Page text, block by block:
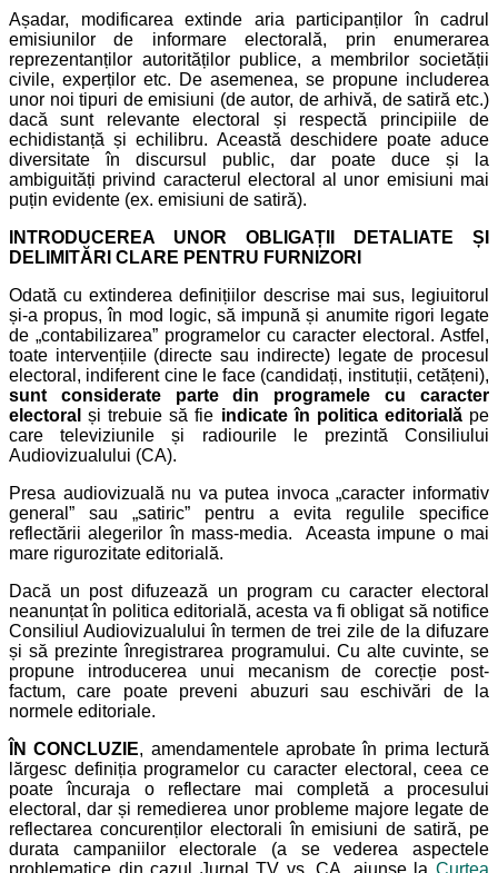
Așadar, modificarea extinde aria participanților în cadrul
emisiunilor de informare electorală, prin enumerarea
reprezentanților autorităților publice, a membrilor societății
civile, experților etc. De asemenea, se propune includerea
unor noi tipuri de emisiuni (de autor, de arhivă, de satiră etc.)
dacă sunt relevante electoral și respectă principiile de
echidistanță și echilibru. Această deschidere poate aduce
diversitate în discursul public, dar poate duce și la
ambiguități privind caracterul electoral al unor emisiuni mai
puțin evidente (ex. emisiuni de satiră).
INTRODUCEREA UNOR OBLIGAȚII DETALIATE ȘI
DELIMITĂRI CLARE PENTRU FURNIZORI
Odată cu extinderea definițiilor descrise mai sus, legiuitorul
și-a propus, în mod logic, să impună și anumite rigori legate
de „contabilizarea” programelor cu caracter electoral. Astfel,
toate intervențiile (directe sau indirecte) legate de procesul
electoral, indiferent cine le face (candidați, instituții, cetățeni),
sunt considerate parte din programele cu caracter
electoral și trebuie să fie indicate în politica editorialăpe
care televiziunile și radiourile le prezintă Consiliului
Audiovizualului (CA).
Presa audiovizuală nu va putea invoca „caracter informativ
general” sau „satiric” pentru a evita regulile specifice
reflectării alegerilor în mass-media. Aceasta impune o mai
mare rigurozitate editorială.
Dacă un post difuzează un program cu caracter electoral
neanunțat în politica editorială, acesta va fi obligat să notifice
Consiliul Audiovizualului în termen de trei zile de la difuzare
și să prezinte înregistrarea programului. Cu alte cuvinte, se
propune introducerea unui mecanism de corecție post-
factum, care poate preveni abuzuri sau eschivări de la
normele editoriale.
ÎN CONCLUZIE, amendamentele aprobate în prima lectură
lărgesc definiția programelor cu caracter electoral, ceea ce
poate încuraja o reflectare mai completă a procesului
electoral, dar și remedierea unor probleme majore legate de
reflectarea concurenților electorali în emisiuni de satiră, pe
durata campaniilor electorale (a se vederea aspectele
problematice din cazul Jurnal TV vs. CA, ajunse la Curtea